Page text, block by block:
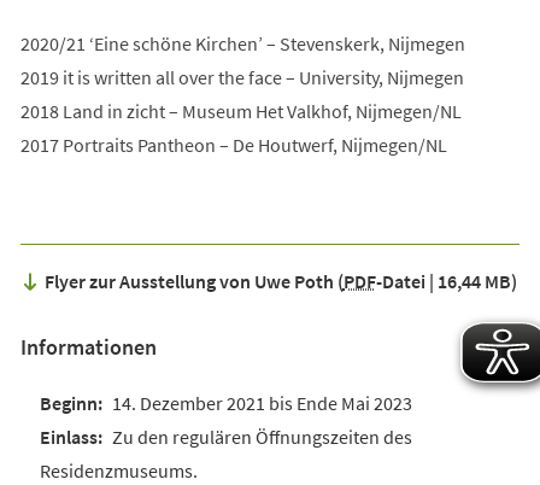
2020/21 ‘Eine schöne Kirchen’ – Stevenskerk, Nijmegen
2019 it is written all over the face – University, Nijmegen
2018 Land in zicht – Museum Het Valkhof, Nijmegen/NL
2017 Portraits Pantheon – De Houtwerf, Nijmegen/NL
Flyer zur Ausstellung von Uwe Poth PDF-Datei 16,44 MB
Informationen
14. Dezember 2021 bis Ende Mai 2023
Zu den regulären Öffnungszeiten des
Residenzmuseums.